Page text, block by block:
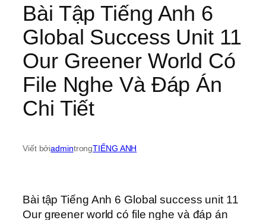
Bài Tập Tiếng Anh 6
Global Success Unit 11
Our Greener World Có
File Nghe Và Đáp Án
Chi Tiết
Viết bởiadmintrongTIẾNG ANH
Bài tập Tiếng Anh 6 Global success unit 11
Our greener world có file nghe và đáp án